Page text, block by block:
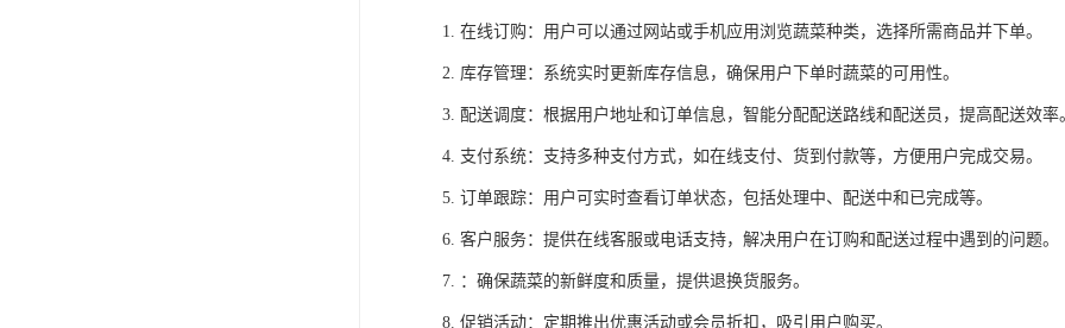
1. 在线订购：用户可以通过网站或手机应用浏览蔬菜种类，选择所需商品并下单。
2. 库存管理：系统实时更新库存信息，确保用户下单时蔬菜的可用性。
3. 配送调度：根据用户地址和订单信息，智能分配配送路线和配送员，提高配送效率
4. 支付系统：支持多种支付方式，如在线支付、货到付款等，方便用户完成交易。
5. 订单跟踪：用户可实时查看订单状态，包括处理中、配送中和已完成等。
6. 客户服务：提供在线客服或电话支持，解决用户在订购和配送过程中遇到的问题。
7. ：确保蔬菜的新鲜度和质量，提供退换货服务。
8. 促销活动：定期推出优惠活动或会员折扣，吸引用户购买。